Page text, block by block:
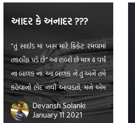
આદર કે અનાદર ???
“તું સાઈડ માં ખસ મારે ક્રિકેટ રમવામાં
તકલીફ પડે છે” આ શબ્દો છે માત્ર 4 વર્ષ
ના બાળક ના. આ બાળક ને તું અને તમે
કહેવાનો ભેદ નથી આવડતો, મને એમ
કે નાનું બાળક છે કોણ ઝઘડો કરે
એટલે હું ખસી ગયો. પણ દિલ માં બહુ જ
Devansh Solanki
January 11 2021